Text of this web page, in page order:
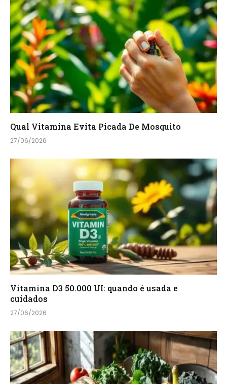
Qual Vitamina Evita Picada De Mosquito
27/06/2026
Vitamina D3 50.000 UI: quando é usada e
cuidados
27/06/2026